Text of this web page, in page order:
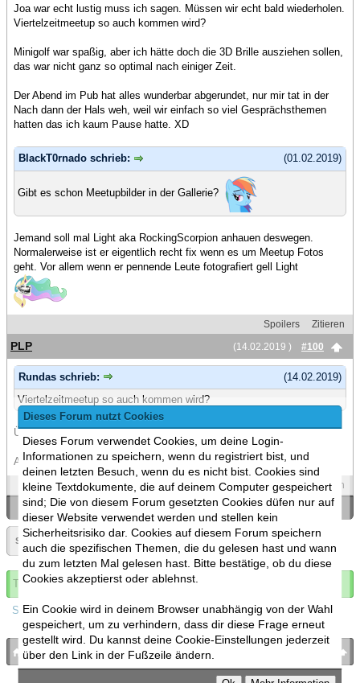
Dieses Forum nutzt Cookies
Dieses Forum verwendet Cookies, um deine Login-
Informationen zu speichern, wenn du registriert bist, und
deinen letzten Besuch, wenn du es nicht bist. Cookies sind
kleine Textdokumente, die auf deinem Computer gespeichert
sind; Die von diesem Forum gesetzten Cookies düfen nur auf
dieser Website verwendet werden und stellen kein
Sicherheitsrisiko dar. Cookies auf diesem Forum speichern
auch die spezifischen Themen, die du gelesen hast und wann
du zum letzten Mal gelesen hast. Bitte bestätige, ob du diese
Cookies akzeptierst oder ablehnst.
Ein Cookie wird in deinem Browser unabhängig von der Wahl
gespeichert, um zu verhindern, dass dir diese Frage erneut
gestellt wird. Du kannst deine Cookie-Einstellungen jederzeit
über den Link in der Fußzeile ändern.
Joa war echt lustig muss ich sagen. Müssen wir echt bald wiederholen.
Viertelzeitmeetup so auch kommen wird?
Minigolf war spaßig, aber ich hätte doch die 3D Brille ausziehen sollen,
das war nicht ganz so optimal nach einiger Zeit.
Der Abend im Pub hat alles wunderbar abgerundet, nur mir tat in der
Nach dann der Hals weh, weil wir einfach so viel Gesprächsthemen
hatten das ich kaum Pause hatte. XD
(01.02.2019)
BlackT0rnado schrieb:
Gibt es schon Meetupbilder in der Gallerie?
Jemand soll mal Light aka RockingScorpion anhauen deswegen.
Normalerweise ist er eigentlich recht fix wenn es um Meetup Fotos
geht. Vor allem wenn er pennende Leute fotografiert gell Light
Spoilers
Zitieren
(14.02.2019 )
#100
PLP
(14.02.2019)
Rundas schrieb:
Viertelzeitmeetup so auch kommen wird?
Übertreib nicht :v
Am Ende hauen alle ihr Geld vor der Con raus.
Spoilers Zitieren
«Ein Thema zurück|Ein Thema vor»
Seite:
Thema abonnieren
Spoilers
bronies.de
MyBB GoMobile.